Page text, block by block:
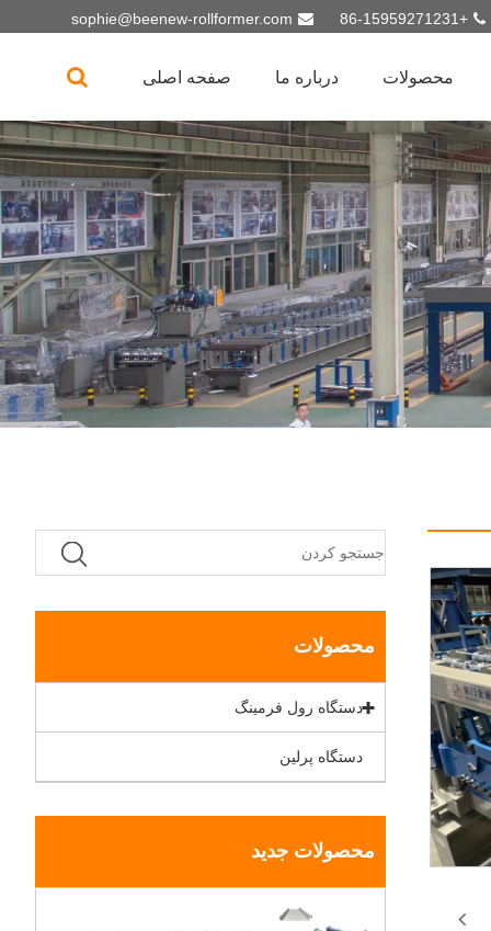
+86-15959271231
sophie@beenew-rollformer.com
صفحه اصلی درباره ما محصولات
محصولات
دستگاه رول فرمینگ
دستگاه پرلین
محصولات جدید